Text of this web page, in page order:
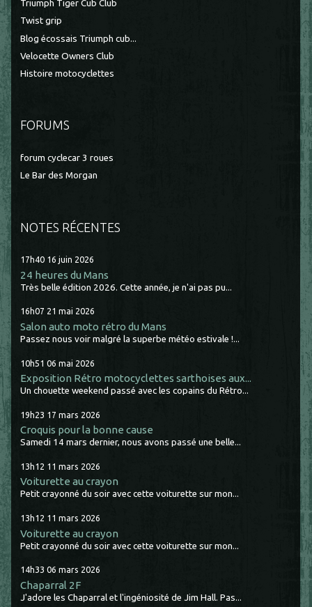
Triumph Tiger Cub Club
Twist grip
Blog écossais Triumph cub...
Velocette Owners Club
Histoire motocyclettes
FORUMS
forum cyclecar 3 roues
Le Bar des Morgan
NOTES RÉCENTES
17h40 16 juin 2026
24 heures du Mans
Très belle édition 2026. Cette année, je n'ai pas pu...
16h07 21 mai 2026
Salon auto moto rétro du Mans
Passez nous voir malgré la superbe météo estivale !...
10h51 06 mai 2026
Exposition Rétro motocyclettes sarthoises aux...
Un chouette weekend passé avec les copains du Rétro...
19h23 17 mars 2026
Croquis pour la bonne cause
Samedi 14 mars dernier, nous avons passé une belle...
13h12 11 mars 2026
Voiturette au crayon
Petit crayonné du soir avec cette voiturette sur mon...
13h12 11 mars 2026
Voiturette au crayon
Petit crayonné du soir avec cette voiturette sur mon...
14h33 06 mars 2026
Chaparral 2F
J'adore les Chaparral et l'ingéniosité de Jim Hall. Pas...